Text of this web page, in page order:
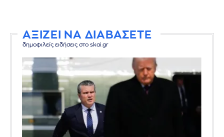
ΑΞΙΖΕΙ ΝΑ ΔΙΑΒΑΣΕΤΕ
δημοφιλείς ειδήσεις στο skai.gr